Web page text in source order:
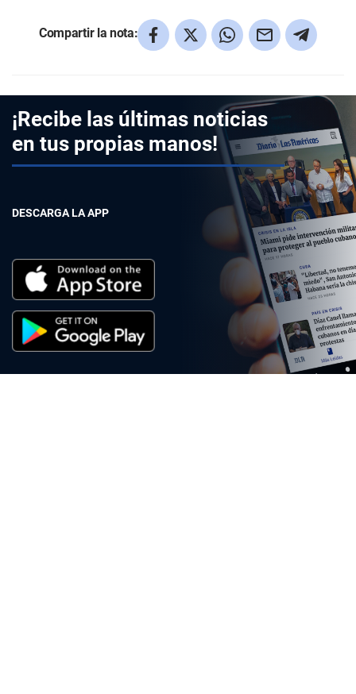
Compartir la nota:
¡Recibe las últimas noticias
en tus propias manos!
DESCARGA LA APP